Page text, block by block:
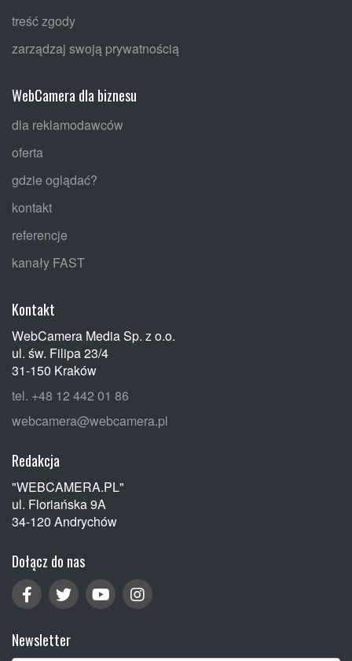
treść zgody
zarządzaj swoją prywatnością
WebCamera dla biznesu
dla reklamodawców
oferta
gdzie oglądać?
kontakt
referencje
kanały FAST
Kontakt
WebCamera Media Sp. z o.o.
ul. św. Filipa 23/4
31-150 Kraków
tel. +48 12 442 01 86
webcamera@webcamera.pl
Redakcja
"WEBCAMERA.PL"
ul. Floriańska 9A
34-120 Andrychów
Dołącz do nas
Newsletter